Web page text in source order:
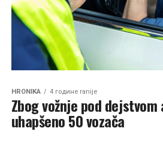
HRONIKA 4 године ranije
Zbog vožnje pod dejstvom
uhapšeno 50 vozača